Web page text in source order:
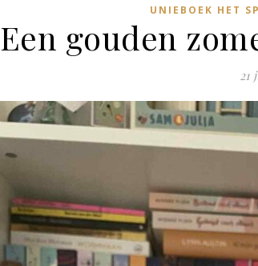
UNIEBOEK HET
Een gouden
21